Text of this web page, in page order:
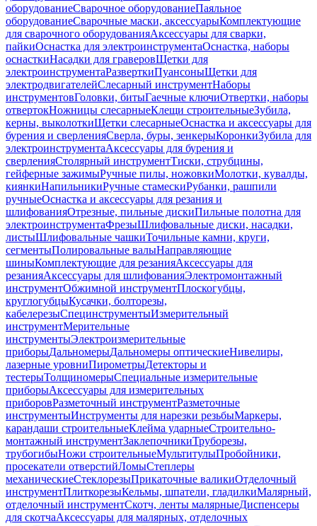
оборудованиеСварочное оборудованиеПаяльное
оборудованиеСварочные маски, аксессуарыКомплектующие
для сварочного оборудованияАксессуары для сварки,
пайкиОснастка для электроинструментаОснастка, наборы
оснасткиНасадки для граверовЩетки для
электроинструментаРазверткиПуансоныЩетки для
электродвигателейСлесарный инструментНаборы
инструментовГоловки, битыГаечные ключиОтвертки, наборы
отвертокНожницы слесарныеКлещи строительныеЗубила,
керны, выколоткиЩетки слесарныеОснастка и аксессуары для
бурения и сверленияСверла, буры, зенкерыКоронкиЗубила для
электроинструментаАксессуары для бурения и
сверленияСтолярный инструментТиски, струбцины,
гейферные зажимыРучные пилы, ножовкиМолотки, кувалды,
киянкиНапильникиРучные стамескиРубанки, рашпили
ручныеОснастка и аксессуары для резания и
шлифованияОтрезные, пильные дискиПильные полотна для
электроинструментаФрезыШлифовальные диски, насадки,
листыШлифовальные чашкиТочильные камни, круги,
сегментыПолировальные валыНаправляющие
шиныКомплектующие для резанияАксессуары для
резанияАксессуары для шлифованияЭлектромонтажный
инструментОбжимной инструментПлоскогубцы,
круглогубцыКусачки, болторезы,
кабелерезыСпецинструментыИзмерительный
инструментМерительные
инструментыЭлектроизмерительные
приборыДальномерыДальномеры оптическиеНивелиры,
лазерные уровниПирометрыДетекторы и
тестерыТолщиномерыСпециальные измерительные
приборыАксессуары для измерительных
приборовРазметочный инструментРазметочные
инструментыИнструменты для нарезки резьбыМаркеры,
карандаши строительныеКлейма ударныеСтроительно-
монтажный инструментЗаклепочникиТруборезы,
трубогибыНожи строительныеМультитулыПробойники,
просекатели отверстийЛомыСтеплеры
механическиеСтеклорезыПрикаточные валикиОтделочный
инструментПлиткорезыКельмы, шпатели, гладилкиМалярный,
отделочный инструментСкотч, ленты малярныеДиспенсеры
для скотчаАксессуары для малярных, отделочных